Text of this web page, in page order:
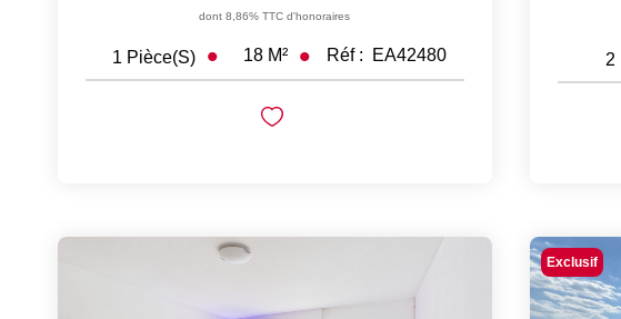
dont 8,86% TTC d'honoraires
1 Pièce(s) 18 M² Réf : EA42480 2
Exclusif